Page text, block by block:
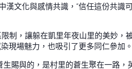
漢文化與感情共識，“信任這份共識
制，讓躲在凱里年夜山里的美妙，
現場魅力，也吸引了更多同仁參加。
生賜與的，是村里的蒼生聚在一路